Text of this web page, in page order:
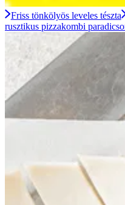
Friss tönkölyös leveles tészta
rusztikus pizzakombi